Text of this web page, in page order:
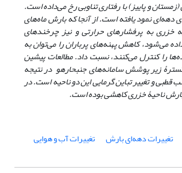
و پاییز) با رفتاری تناوبی رخ می‌داده است.
دهه‌ای نمود یافته است. از آن­جا که بارش ماه‌های
به پرفشارهای حرارتی و نیز چرخندهای
می‌شود، کاهش پهنه‌های پرباران را می‌توان به
را کنترل می‌کنند، نسبت داد. مطالعات پیشین
گسترۀ زیر پوششسامانه‌های جنبحارهو در نتیجه
قطبی و تغییر تباین گرمایی این دو ناحیه است. در
ناحیۀ خزری کاهشی بوده است.
تغییرات دهه‌ای بارش تغییرات آب و هوایی